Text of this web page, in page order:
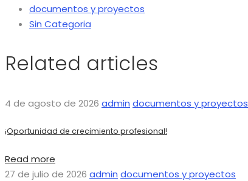
documentos y proyectos
Sin Categoria
Related articles
4 de agosto de 2026 admin documentos y proyectos
¡Oportunidad de crecimiento profesional!
Read more
27 de julio de 2026 admin documentos y proyectos